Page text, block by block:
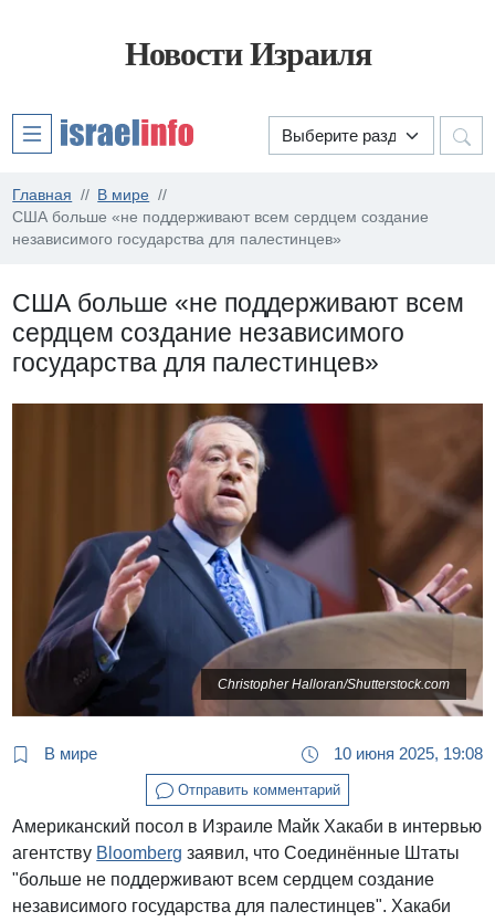
Новости Израиля
Главная
В мире
США больше «не поддерживают всем сердцем создание
независимого государства для палестинцев»
США больше «не поддерживают всем
сердцем создание независимого
государства для палестинцев»
Christopher Halloran/Shutterstock.com
В мире 10 июня 2025, 19:08
Отправить комментарий
Американский посол в Израиле Майк Хакаби в интервью
агентству Bloomberg заявил, что Соединённые Штаты
"больше не поддерживают всем сердцем создание
независимого государства для палестинцев". Хакаби